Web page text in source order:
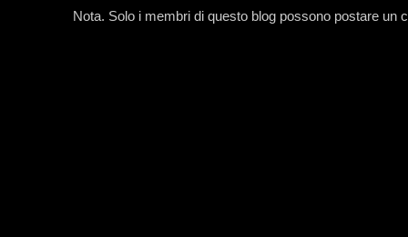
Nota. Solo i membri di questo blog possono postare un